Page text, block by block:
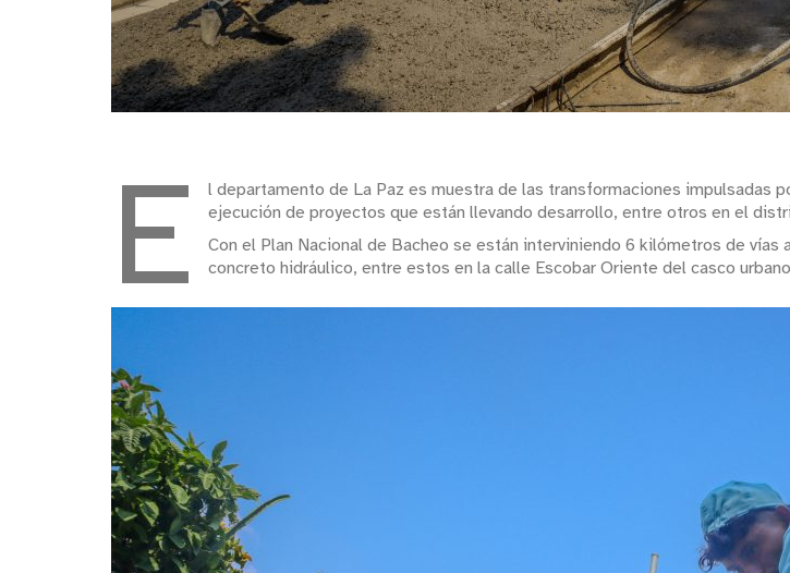
E
l departamento de La Paz es muestra de las transformaciones impulsadas
ejecución de proyectos que están llevando desarrollo, entre otros en el
Con el Plan Nacional de Bacheo se están interviniendo 6 kilómetros de
concreto hidráulico, entre estos en la calle Escobar Oriente del casco